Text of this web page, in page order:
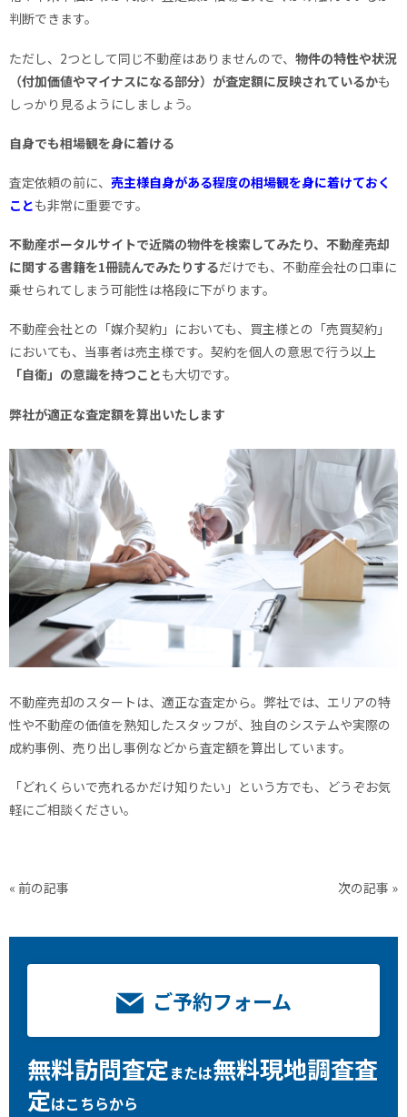
判断できます。
ただし、2つとして同じ不動産はありませんので、 物件の特性や状況
（付加価値やマイナスになる部分）が査定額に反映されているかも
しっかり見るようにしましょう。
自身でも相場観を身に着ける
査定依頼の前に、 売主様自身がある程度の相場観を身に着けておく
ことも非常に重要です。
不動産ポータルサイトで近隣の物件を検索してみたり、不動産売却
に関する書籍を1冊読んでみたりするだけでも、不動産会社の口車に
乗せられてしまう可能性は格段に下がります。
不動産会社との「媒介契約」においても、買主様との「売買契約」
においても、当事者は売主様です。契約を個人の意思で行う以上
「自衛」の意識を持つことも大切です。
弊社が適正な査定額を算出いたします
不動産売却のスタートは、適正な査定から。弊社では、エリアの特
性や不動産の価値を熟知したスタッフが、独自のシステムや実際の
成約事例、売り出し事例などから査定額を算出しています。
「どれくらいで売れるかだけ知りたい」という方でも、どうぞお気
軽にご相談ください。
« 前の記事 次の記事 »
ご予約フォーム
無料訪問査定または無料現地調査査
定はこちらから